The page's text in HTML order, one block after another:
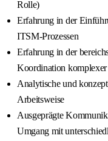
Rolle)
Erfahrung in der
ITSM-Prozessen
Erfahrung in der
Koordination
Analytische und
Arbeitsweise
Ausgeprägte
Umgang mit